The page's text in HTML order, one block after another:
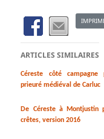
ARTICLES SIMILAIRES
Céreste côté campagne
prieuré médiéval de Carluc
De Céreste à Montjustin
crêtes, version 2016